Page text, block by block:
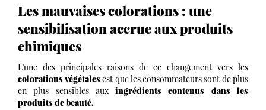
Les mauvaises colorations : une
sensibilisation accrue aux produits
chimiques
L’une des principales raisons de ce changement vers les
colorations végétalesest que les consommateurs sont de plus
en plus sensibles auxingrédients contenus dans les
produits de beauté.